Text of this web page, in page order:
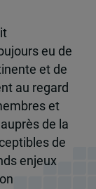
eu de
et de
au regard
et
de la
de
enjeux